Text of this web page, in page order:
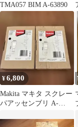
TMA057 BIM A-63890
¥6,800
Makita マキタ スクレー
パアッセンブリ A-